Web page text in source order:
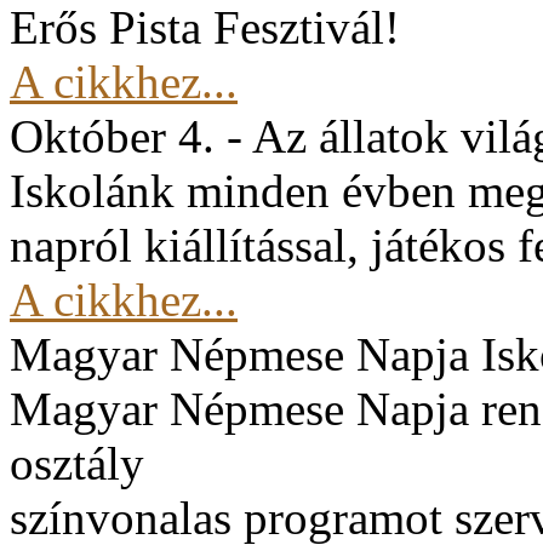
Erős Pista Fesztivál!
A cikkhez...
Október 4. - Az állatok
Iskolánk minden évben
napról kiállítással, játékos
A cikkhez...
Magyar Népmese Napja
Magyar Népmese Napja
osztály
színvonalas programot